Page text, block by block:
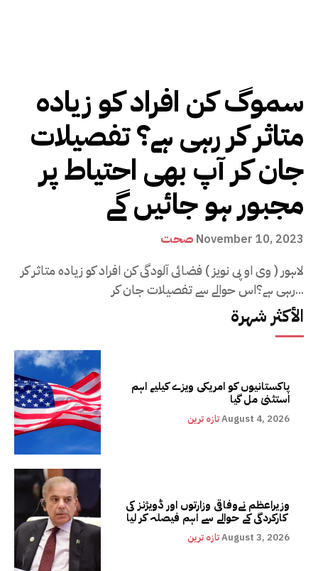
سموگ کن افراد کو زیادہ
متاثر کر رہی ہے؟ تفصیلات
جان کر آپ بھی احتیاط پر
مجبور ہو جائیں گے
صحت November 10, 2023
لاہور ( وی او پی نویز ) فضائی آلودگی کن افراد کو زیادہ متاثر کر
رہی ہے؟اس حوالے سے تفصیلات جان کر...
الأكثر شهرة
پاکستانیوں کو امریکی ویزے کیلیے اہم
استثنیٰ مل گیا
تازہ ترینAugust 4, 2026
وزیراعظم نےوفاقی وزارتوں اور ڈویژنز کی
کارکردگی کے حوالے سے اہم فیصلہ کر لیا
تازہ ترینAugust 3, 2026